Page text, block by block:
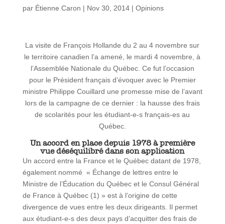
par Étienne Caron | Nov 30, 2014| Opinions
La visite de François Hollande du 2 au 4 novembre sur
le territoire canadien l’a amené, le mardi 4 novembre, à
l’Assemblée Nationale du Québec. Ce fut l’occasion
pour le Président français d’évoquer avec le Premier
ministre Philippe Couillard une promesse mise de l’avant
lors de la campagne de ce dernier : la hausse des frais
de scolarités pour les étudiant-e-s français-es au
Québec.
Un accord en place depuis 1978 à première
vue déséquilibré dans son application
Un accord entre la France et le Québec datant de 1978,
également nommé « Échange de lettres entre le
Ministre de l’Éducation du Québec et le Consul Général
de France à Québec (1) » est à l’origine de cette
divergence de vues entre les deux dirigeants. Il permet
aux étudiant-e-s des deux pays d’acquitter des frais de